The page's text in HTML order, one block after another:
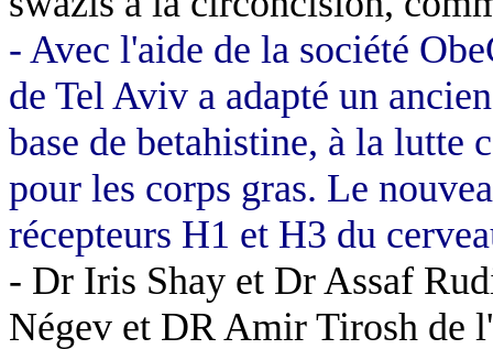
- Avec l'aide de la société
de Tel Aviv a adapté un
base de betahistine, à la lutte
pour les corps gras. Le
récepteurs H1 et H3 du
- Dr Iris Shay et Dr Assaf
Négev et DR Amir Tirosh de